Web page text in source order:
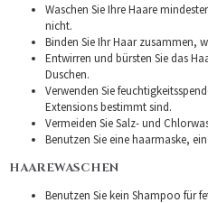
Waschen Sie Ihre Haare
nicht.
Binden Sie Ihr Haar zusammen,
Entwirren und bürsten Sie das
Duschen.
Verwenden Sie
Extensions bestimmt sind.
Vermeiden Sie Salz- und
Benutzen Sie eine haarmaske,
HAAREWASCHEN
Benutzen Sie kein Shampoo für